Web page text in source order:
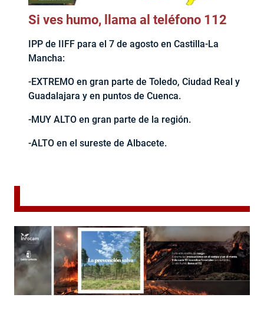
Si ves humo, llama al teléfono 112
IPP de IIFF para el 7 de agosto en Castilla-La
Mancha:
-EXTREMO en gran parte de Toledo, Ciudad Real y
Guadalajara y en puntos de Cuenca.
-MUY ALTO en gran parte de la región.
-ALTO en el sureste de Albacete.